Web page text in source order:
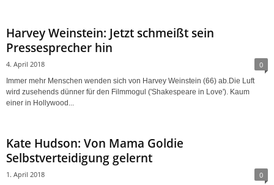
Harvey Weinstein: Jetzt schmeißt sein
Pressesprecher hin
4. April 2018 0
Immer mehr Menschen wenden sich von Harvey Weinstein (66) ab.Die Luft
wird zusehends dünner für den Filmmogul ('Shakespeare in Love'). Kaum
einer in Hollywood...
Kate Hudson: Von Mama Goldie
Selbstverteidigung gelernt
1. April 2018 0